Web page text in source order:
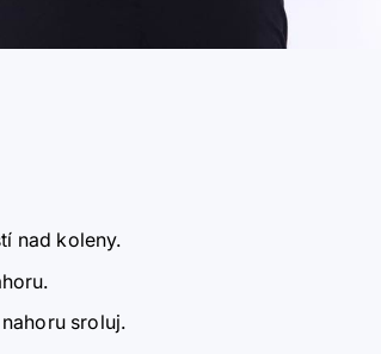
nad koleny.
sroluj.